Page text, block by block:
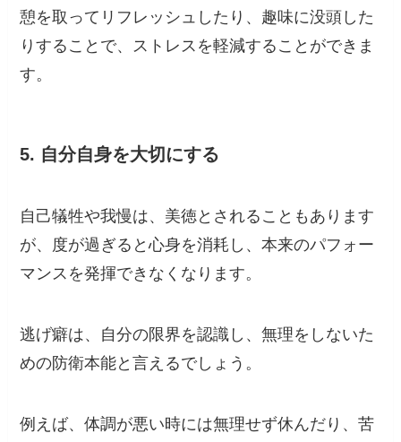
憩を取ってリフレッシュしたり、趣味に没頭した
りすることで、ストレスを軽減することができま
す。
5. 自分自身を大切にする
自己犠牲や我慢は、美徳とされることもあります
が、度が過ぎると心身を消耗し、本来のパフォー
マンスを発揮できなくなります。
逃げ癖は、自分の限界を認識し、無理をしないた
めの防衛本能と言えるでしょう。
例えば、体調が悪い時には無理せず休んだり、苦